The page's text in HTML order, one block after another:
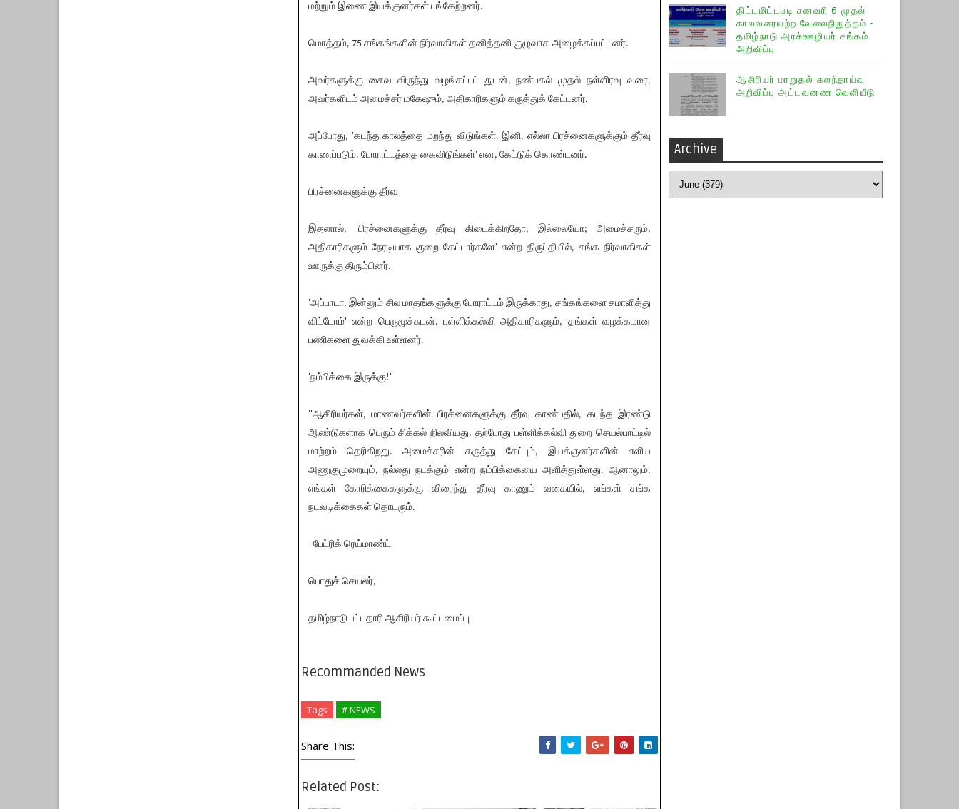
மற்றும் இணை இயக்குனர்கள் பங்கேற்றனர்.
மொத்தம், 75 சங்கங்களின் நிர்வாகிகள் தனித்தனி குழுவாக அழைக்கப்பட்டனர்.
அவர்களுக்கு சைவ விருந்து வழங்கப்பட்டதுடன், நண்பகல் முதல் நள்ளிரவு வரை,
அவர்களிடம் அமைச்சர் மகேஷும், அதிகாரிகளும் கருத்துக் கேட்டனர்.
அப்போது, 'கடந்த காலத்தை மறந்து விடுங்கள். இனி, எல்லா பிரச்னைகளுக்கும் தீர்வு
காணப்படும். போராட்டத்தை கைவிடுங்கள்' என, கேட்டுக் கொண்டனர்.
பிரச்னைகளுக்கு தீர்வு
இதனால், 'பிரச்னைகளுக்கு தீர்வு கிடைக்கிறதோ, இல்லையோ; அமைச்சரும்,
அதிகாரிகளும் நேரடியாக குறை கேட்டார்களே' என்ற திருப்தியில், சங்க நிர்வாகிகள்
ஊருக்கு திரும்பினர்.
'அப்பாடா, இன்னும் சில மாதங்களுக்கு போராட்டம் இருக்காது, சங்கங்களை சமாளித்து
விட்டோம்' என்ற பெருமூச்சுடன், பள்ளிக்கல்வி அதிகாரிகளும், தங்கள் வழக்கமான
பணிகளை துவக்கி உள்ளனர்.
'நம்பிக்கை இருக்கு!'
''ஆசிரியர்கள், மாணவர்களின் பிரச்னைகளுக்கு தீர்வு காண்பதில், கடந்த இரண்டு
ஆண்டுகளாக பெரும் சிக்கல் நிலவியது. தற்போது பள்ளிக்கல்வி துறை செயல்பாட்டில்
மாற்றம் தெரிகிறது. அமைச்சரின் கருத்து கேட்பும், இயக்குனர்களின் எளிய
அணுகுமுறையும், நல்லது நடக்கும் என்ற நம்பிக்கையை அளித்துள்ளது. ஆனாலும்,
எங்கள் கோரிக்கைகளுக்கு விரைந்து தீர்வு காணும் வகையில், எங்கள் சங்க
நடவடிக்கைகள் தொடரும்.
- பேட்ரிக் ரெய்மாண்ட்
பொதுச் செயலர்,
தமிழ்நாடு பட்டதாரி ஆசிரியர் கூட்டமைப்பு
Recommanded News
Tags # NEWS
Share This:
Related Post:
திட்டமிட்டபடி சனவரி 6 முதல்
காலவரையற்ற வேலைநிறுத்தம் -
தமிழ்நாடு அரசு்ஊழியர் சங்கம்
அறிவிப்பு
ஆசிரியர் மாறுதல் கலந்தாய்வு
அறிவிப்பு அட்டவனண வெளியீடு
Archive